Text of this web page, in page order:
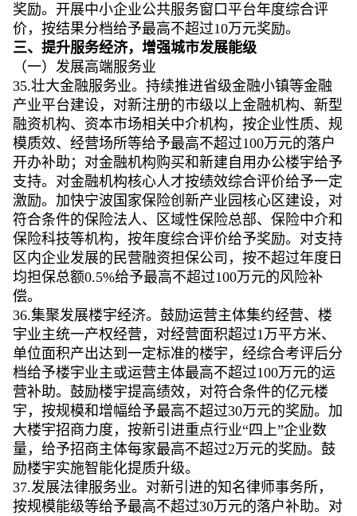
奖励。开展中小企业公共服务窗口平台年度综合评
价，按结果分档给予最高不超过10万元奖励。
三、提升服务经济，增强城市发展能级
（一）发展高端服务业
35.壮大金融服务业。持续推进省级金融小镇等金融
产业平台建设，对新注册的市级以上金融机构、新型
融资机构、资本市场相关中介机构，按企业性质、规
模质效、经营场所等给予最高不超过100万元的落户
开办补助；对金融机构购买和新建自用办公楼宇给予
支持。对金融机构核心人才按绩效综合评价给予一定
激励。加快宁波国家保险创新产业园核心区建设，对
符合条件的保险法人、区域性保险总部、保险中介和
保险科技等机构，按年度综合评价给予奖励。对支持
区内企业发展的民营融资担保公司，按不超过年度日
均担保总额0.5%给予最高不超过100万元的风险补
偿。
36.集聚发展楼宇经济。鼓励运营主体集约经营、楼
宇业主统一产权经营，对经营面积超过1万平方米、
单位面积产出达到一定标准的楼宇，经综合考评后分
档给予楼宇业主或运营主体最高不超过100万元的运
营补助。鼓励楼宇提高绩效，对符合条件的亿元楼
宇，按规模和增幅给予最高不超过30万元的奖励。加
大楼宇招商力度，按新引进重点行业“四上”企业数
量，给予招商主体每家最高不超过2万元的奖励。鼓
励楼宇实施智能化提质升级。
37.发展法律服务业。对新引进的知名律师事务所，
按规模能级等给予最高不超过30万元的落户补助。对